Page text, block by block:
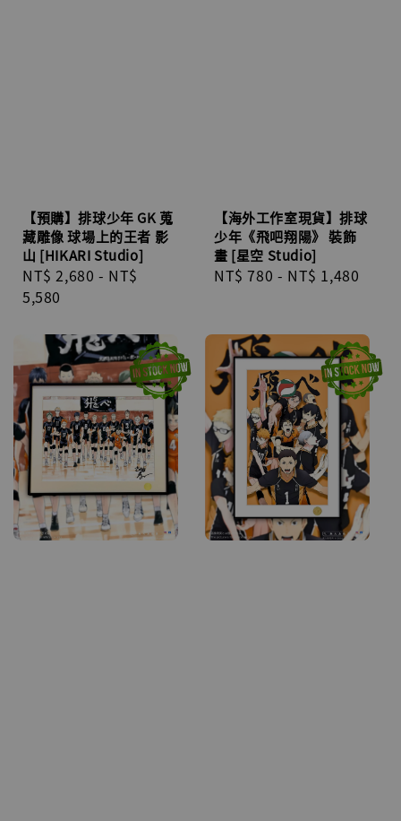
【預購】排球少年 GK 蒐
藏雕像 球場上的王者 影
山 [HIKARI Studio]
Regular
price
NT$ 2,680 - NT$
5,580
【海外工作室現貨】排球
少年《飛吧翔陽》 裝飾
畫 [星空 Studio]
Regular
NT$ 780 - NT$ 1,480